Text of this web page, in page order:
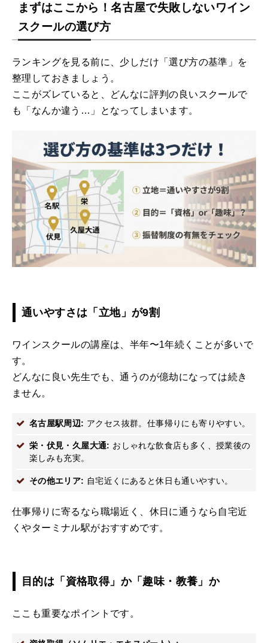
まずはここから！名古屋で失敗しないワイン
スクールの選び方
ランキングを見る前に、少しだけ「選び方の基準」を
整理しておきましょう。
ここがズレていると、どんなに評判の良いスクールで
も「なんか違う…」となってしまいます。
通いやすさは「立地」が9割
ワインスクールの講座は、半年〜1年続くことが多いで
す。
どんなに良い先生でも、通うのが億劫になっては続き
ません。
名古屋駅周辺: アクセス抜群。仕事帰りにも寄りやすい。
栄・伏見・久屋大通: おしゃれな飲食店も多く、授業後の
楽しみも充実。
その他エリア: 自宅近くにあると休日も通いやすい。
仕事帰りに寄るなら職場近く、休日に通うなら自宅近
くやターミナル駅がおすすめです。
目的は「資格取得」か「趣味・教養」か
ここも重要なポイントです。